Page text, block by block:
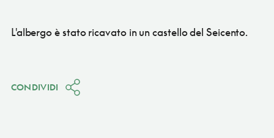
L'albergo è stato ricavato in un castello del Seicento.
CONDIVIDI